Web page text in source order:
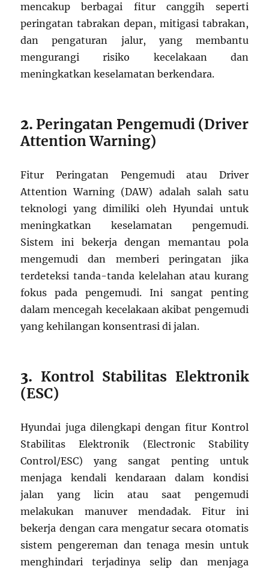
mencakup berbagai fitur canggih seperti
peringatan tabrakan depan, mitigasi tabrakan,
dan pengaturan jalur, yang membantu
mengurangi risiko kecelakaan dan
meningkatkan keselamatan berkendara.
2. Peringatan Pengemudi (Driver
Attention Warning)
Fitur Peringatan Pengemudi atau Driver
Attention Warning (DAW) adalah salah satu
teknologi yang dimiliki oleh Hyundai untuk
meningkatkan keselamatan pengemudi.
Sistem ini bekerja dengan memantau pola
mengemudi dan memberi peringatan jika
terdeteksi tanda-tanda kelelahan atau kurang
fokus pada pengemudi. Ini sangat penting
dalam mencegah kecelakaan akibat pengemudi
yang kehilangan konsentrasi di jalan.
3. Kontrol Stabilitas Elektronik
(ESC)
Hyundai juga dilengkapi dengan fitur Kontrol
Stabilitas Elektronik (Electronic Stability
Control/ESC) yang sangat penting untuk
menjaga kendali kendaraan dalam kondisi
jalan yang licin atau saat pengemudi
melakukan manuver mendadak. Fitur ini
bekerja dengan cara mengatur secara otomatis
sistem pengereman dan tenaga mesin untuk
menghindari terjadinya selip dan menjaga